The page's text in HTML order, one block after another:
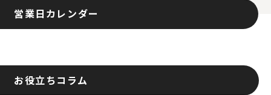
営業日カレンダー
お役立ちコラム